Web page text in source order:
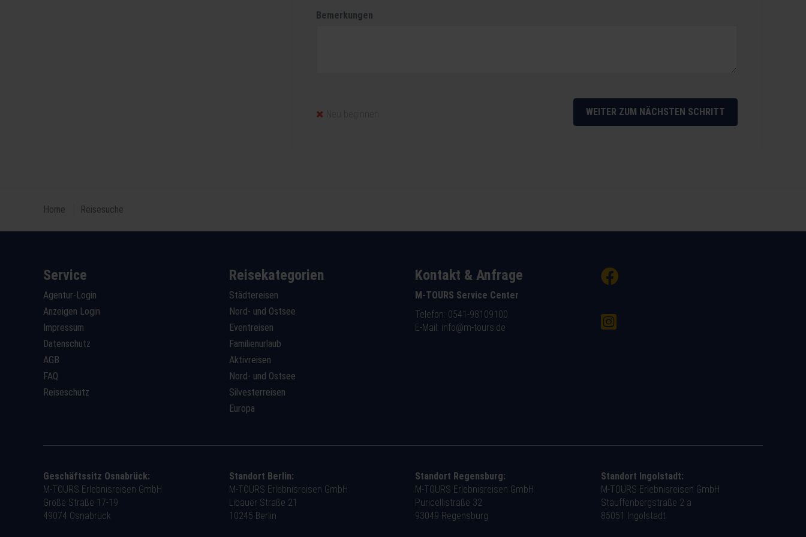
Bemerkungen
WEITER ZUM NÄCHSTEN SCHRITT
Home Reisesuche
Service
Agentur-Login
Anzeigen Login
Impressum
Datenschutz
AGB
FAQ
Reiseschutz
Reisekategorien
Städtereisen
Nord- und Ostsee
Eventreisen
Familienurlaub
Aktivreisen
Nord- und Ostsee
Silvesterreisen
Europa
Kontakt & Anfrage
M-TOURS Service Center
Telefon: 0541-98109100
E-Mail: info@m-tours.de
Geschäftssitz Osnabrück:
M-TOURS Erlebnisreisen GmbH
Große Straße 17-19
49074 Osnabrück
Standort Berlin:
M-TOURS Erlebnisreisen GmbH
Libauer Straße 21
10245 Berlin
Standort Regensburg:
M-TOURS Erlebnisreisen GmbH
Puricellistraße 32
93049 Regensburg
Standort Ingolstadt:
M-TOURS Erlebnisreisen GmbH
Stauffenbergstraße 2 a
85051 Ingolstadt